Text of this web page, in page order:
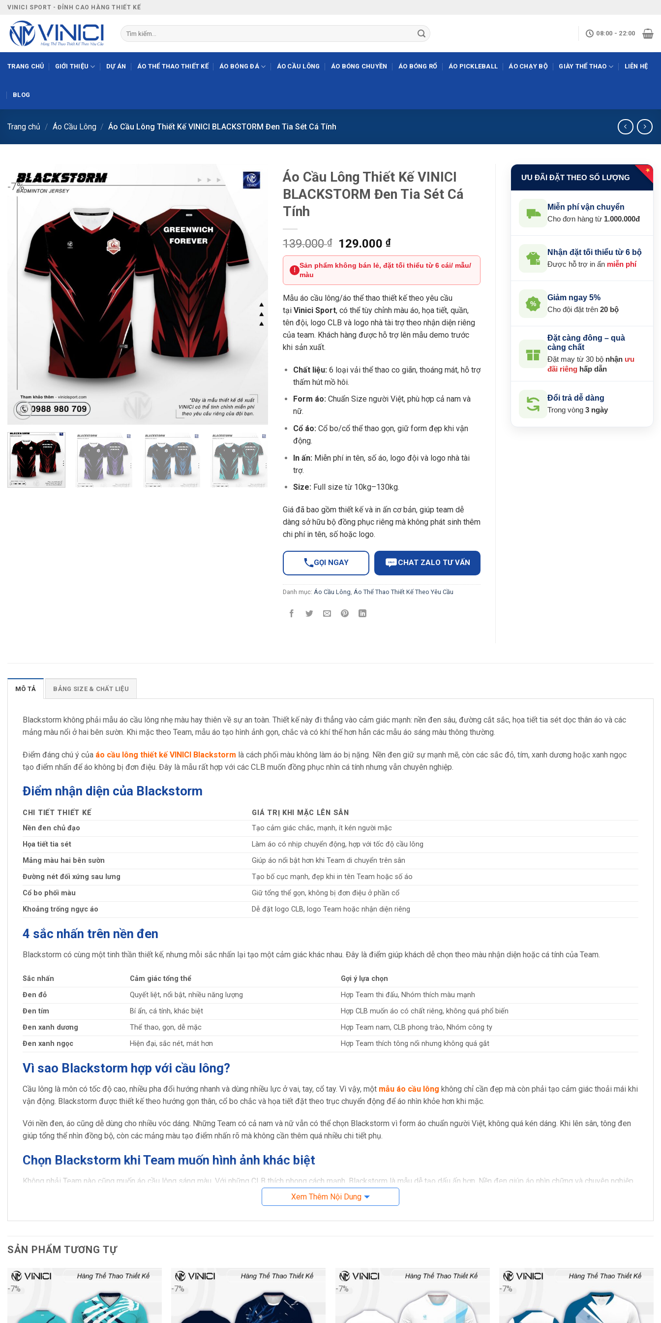
Bỏ
nội
dung
VINICI SPORT - ĐỈNH CAO HÀNG THIẾT KẾ
Tìm
kiếm:
08:00 - 22:00
TRANG CHỦ GIỚI THIỆU DỰ ÁN ÁO THỂ THAO THIẾT KẾ ÁO BÓNG ĐÁ ÁO CẦU LÔNG ÁO BÓNG CHUYỀN ÁO BÓNG RỔ ÁO PICKLEBALL ÁO CHẠY BỘ GIÀY THỂ THAO LIÊN HỆ
BLOG
Trang chủ / Áo Cầu Lông / Áo Cầu Lông Thiết Kế VINICI BLACKSTORM Đen Tia Sét Cá Tính
-7%
Áo Cầu Lông Thiết Kế VINICI
BLACKSTORM Đen Tia Sét Cá
Tính
139.000₫
Giá
gốc
là:
129.000₫Giá
hiện
tại
!
Sản phẩm không bán lẻ, đặt tối thiểu từ 6 cái/ mẫu/
màu
Mẫu áo cầu lông/áo thể thao thiết kế theo yêu cầu
tại Vinici Sport, có thể tùy chỉnh màu áo, họa tiết, quần,
tên đội, logo CLB và logo nhà tài trợ theo nhận diện riêng
của team. Khách hàng được hỗ trợ lên mẫu demo trước
khi sản xuất.
Chất liệu:6 loại vải thể thao co giãn, thoáng mát, hỗ trợ
thấm hút mồ hôi.
Form áo:Chuẩn Size người Việt, phù hợp cả nam và
nữ.
Cổ áo:Cổ bo/cổ thể thao gọn, giữ form đẹp khi vận
động.
In ấn: Miễn phí in tên, số áo, logo đội và logo nhà tài
trợ.
Size:Full size từ 10kg–130kg.
Giá đã bao gồm thiết kế và in ấn cơ bản, giúp team dễ
dàng sở hữu bộ đồng phục riêng mà không phát sinh thêm
chi phí in tên, số hoặc logo.
GỌI NGAY ZALO CHAT ZALO TƯ VẤN
Danh mục: Áo Cầu Lông Áo Thể Thao Thiết Kế Theo Yêu Cầu
ƯU ĐÃI ĐẶT THEO SỐ LƯỢNG
★
Miễn phí vận chuyển
Cho đơn hàng từ 1.000.000đ
Nhận đặt tối thiểu từ 6 bộ
Được hỗ trợ in ấn miễn phí
%
Giảm ngay 5%
Cho đội đặt trên 20 bộ
Đặt càng đông – quà
càng chất
Đặt may từ 30 bộ nhận ưu
đãi riêng hấp dẫn
Đổi trả dễ dàng
Trong vòng 3 ngày
MÔ TẢ BẢNG SIZE & CHẤT LIỆU
Blackstorm không phải mẫu áo cầu lông nhẹ màu hay thiên về sự an toàn. Thiết kế này đi thẳng vào cảm giác mạnh: nền đen sâu, đường cắt sắc, họa tiết tia sét dọc thân áo và các
mảng màu nổi ở hai bên sườn. Khi mặc theo Team, mẫu áo tạo hình ảnh gọn, chắc và có khí thế hơn hẳn các mẫu áo sáng màu thông thường.
Điểm đáng chú ý của áo cầu lông thiết kế VINICI Blackstorm là cách phối màu không làm áo bị nặng. Nền đen giữ sự mạnh mẽ, còn các sắc đỏ, tím, xanh dương hoặc xanh ngọc
tạo điểm nhấn để áo không bị đơn điệu. Đây là mẫu rất hợp với các CLB muốn đồng phục nhìn cá tính nhưng vẫn chuyên nghiệp.
Điểm nhận diện của Blackstorm
CHI TIẾT THIẾT KẾ
GIÁ TRỊ KHI MẶC LÊN SÂN
Nền đen chủ đạo
Tạo cảm giác chắc, mạnh, ít kén người mặc
Họa tiết tia sét
Làm áo có nhịp chuyển động, hợp với tốc độ cầu lông
Mảng màu hai bên sườn
Giúp áo nổi bật hơn khi Team di chuyển trên sân
Đường nét đối xứng sau lưng
Tạo bố cục mạnh, đẹp khi in tên Team hoặc số áo
Cổ bo phối màu
Giữ tổng thể gọn, không bị đơn điệu ở phần cổ
Khoảng trống ngực áo
Dễ đặt logo CLB, logo Team hoặc nhận diện riêng
4 sắc nhấn trên nền đen
Blackstorm có cùng một tinh thần thiết kế, nhưng mỗi sắc nhấn lại tạo một cảm giác khác nhau. Đây là điểm giúp khách dễ chọn theo màu nhận diện hoặc cá tính của Team.
Sắc nhấn Cảm giác tổng thể
Gợi ý lựa chọn
Đen đỏ
Quyết liệt, nổi bật, nhiều năng lượng
Hợp Team thi đấu, Nhóm thích màu mạnh
Đen tím
Bí ẩn, cá tính, khác biệt
Hợp CLB muốn áo có chất riêng, không quá phổ biến
Đen xanh dương
Thể thao, gọn, dễ mặc
Hợp Team nam, CLB phong trào, Nhóm công ty
Đen xanh ngọc
Hiện đại, sắc nét, mát hơn Hợp Team thích tông nổi nhưng không quá gắt
Vì sao Blackstorm hợp với cầu lông?
Cầu lông là môn có tốc độ cao, nhiều pha đổi hướng nhanh và dùng nhiều lực ở vai, tay, cổ tay. Vì vậy, một mẫu áo cầu lông không chỉ cần đẹp mà còn phải tạo cảm giác thoải mái khi
vận động. Blackstorm được thiết kế theo hướng gọn thân, cổ bo chắc và họa tiết đặt theo trục chuyển động để áo nhìn khỏe hơn khi mặc.
Với nền đen, áo cũng dễ dùng cho nhiều vóc dáng. Những Team có cả nam và nữ vẫn có thể chọn Blackstorm vì form áo chuẩn người Việt, không quá kén dáng. Khi lên sân, tông đen
giúp tổng thể nhìn đồng bộ, còn các mảng màu tạo điểm nhấn rõ mà không cần thêm quá nhiều chi tiết phụ.
Chọn Blackstorm khi Team muốn hình ảnh khác biệt
Không phải Team nào cũng muốn áo cầu lông sáng màu. Với những CLB thích phong cách mạnh, Blackstorm là mẫu dễ tạo dấu ấn hơn. Nền đen giúp áo nhìn chững và chuyên nghiệp,
trong khi họa tiết tia sét khiến thiết kế có cảm giác nhanh, sắc và hợp với tinh thần thi đấu.
CLB cần mẫu đồng phục cá tính, không quá đại trà.
Nhóm công ty muốn áo hội thao có màu tối, dễ mặc.
Team nam hoặc Team nam nữ thích tông đen thể thao.
Nhóm muốn dùng logo, tên Team và số áo trên nền áo dễ tạo tương phản.
Xem Thêm Nội Dung
SẢN PHẨM TƯƠNG TỰ
-7% -7% -7% -7%